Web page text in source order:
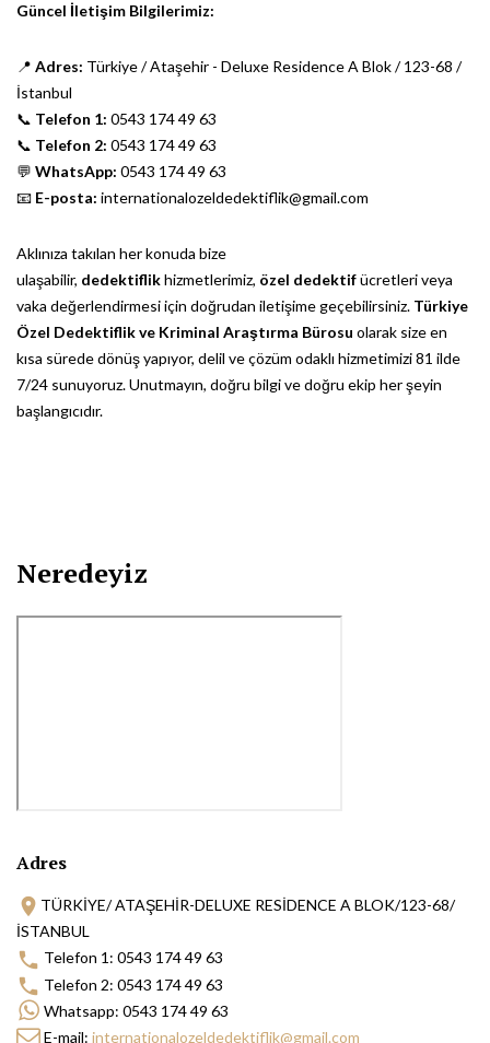
Güncel İletişim Bilgilerimiz:
📍 Adres: Türkiye / Ataşehir - Deluxe Residence A Blok / 123-68 /
İstanbul
📞 Telefon 1: 0543 174 49 63
📞 Telefon 2: 0543 174 49 63
💬 WhatsApp: 0543 174 49 63
📧 E-posta: internationalozeldedektiflik@gmail.com
Aklınıza takılan her konuda bize
ulaşabilir, dedektiflikhizmetlerimiz, özel dedektifücretleri veya
vaka değerlendirmesi için doğrudan iletişime geçebilirsiniz. Türkiye
Özel Dedektiflik ve Kriminal Araştırma Bürosu olarak size en
kısa sürede dönüş yapıyor, delil ve çözüm odaklı hizmetimizi 81 ilde
7/24 sunuyoruz. Unutmayın, doğru bilgi ve doğru ekip her şeyin
başlangıcıdır.
Neredeyiz
Adres
TÜRKİYE/ ATAŞEHIR-DELUXE RESIDENCE A BLOK/123-68/
İSTANBUL
Telefon 1 0543 174 49 63
Telefon 2 0543 174 49 63
Whatsapp 0543 174 49 63
E-mail internationalozeldedektiflik@gmail.com